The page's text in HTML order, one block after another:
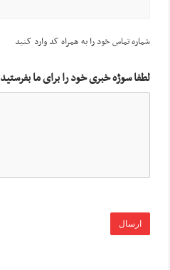
شماره تماس خود را به همراه کد وارد کنید
لطفا سوژه خبری خود را برای ما بفرستید